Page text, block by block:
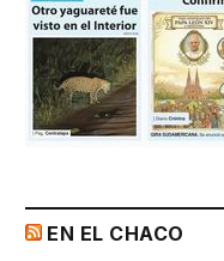
EN EL CHACO